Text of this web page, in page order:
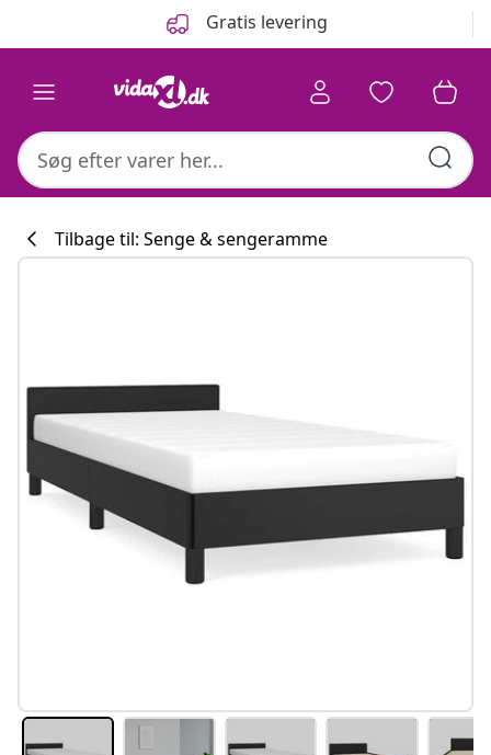
Gratis levering
#sharemevidaxl
Tilbage til: Senge & sengeramme